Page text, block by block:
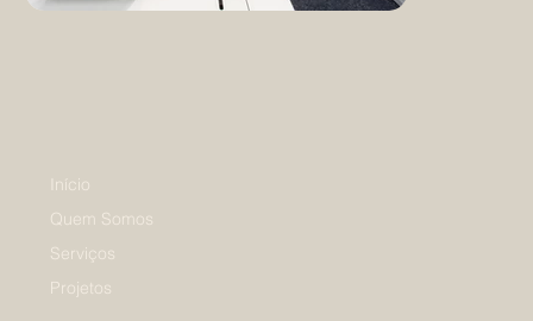
Início
Quem Somos
Serviços
Projetos